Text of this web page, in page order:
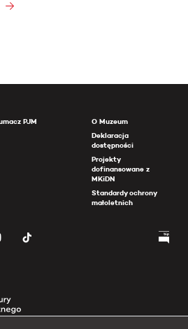
PJM
O Muzeum
Deklaracja
dostępności
Projekty
dofinansowane z
MKiDN
Standardy ochrony
małoletnich